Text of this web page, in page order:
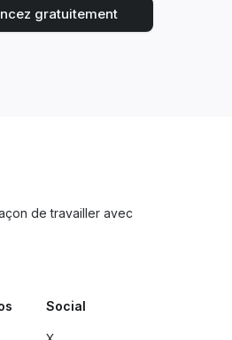
gratuitement
de travailler avec
Social